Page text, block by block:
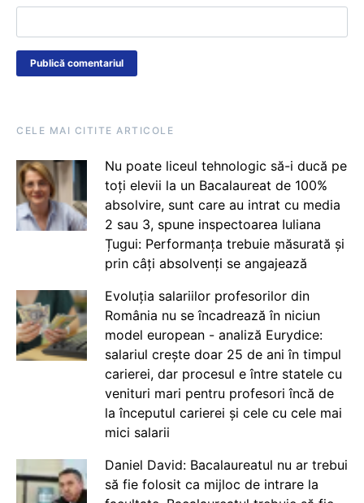
CELE MAI CITITE ARTICOLE
Nu poate liceul tehnologic să-i ducă pe
toți elevii la un Bacalaureat de 100%
absolvire, sunt care au intrat cu media
2 sau 3, spune inspectoarea Iuliana
Țugui: Performanța trebuie măsurată și
prin câți absolvenți se angajează
Evoluția salariilor profesorilor din
România nu se încadrează în niciun
model european - analiză Eurydice:
salariul crește doar 25 de ani în timpul
carierei, dar procesul e între statele cu
venituri mari pentru profesori încă de
la începutul carierei și cele cu cele mai
mici salarii
Daniel David: Bacalaureatul nu ar trebui
să fie folosit ca mijloc de intrare la